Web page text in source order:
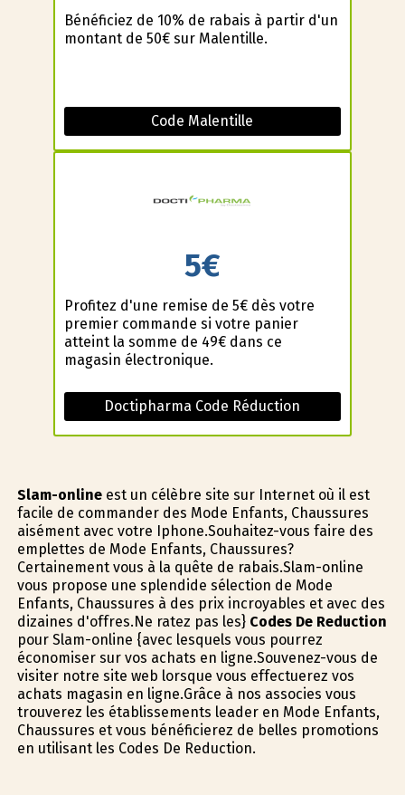
Bénéficiez de 10% de rabais à partir d'un
montant de 50€ sur Malentille.
Code Malentille
5€
Profitez d'une remise de 5€ dès votre
premier commande si votre panier
atteint la somme de 49€ dans ce
magasin électronique.
Doctipharma Code Réduction
Slam-onlineest un célèbre site sur Internet où il est
facile de commander des Mode Enfants, Chaussures
aisément avec votre Iphone.Souhaitez-vous faire des
emplettes de Mode Enfants, Chaussures?
Certainement vous à la quête de rabais.Slam-online
vous propose une splendide sélection de Mode
Enfants, Chaussures à des prix incroyables et avec des
dizaines d'offres.Ne ratez pas les} Codes De Reduction
pour Slam-online {avec lesquels vous pourrez
économiser sur vos achats en ligne.Souvenez-vous de
visiter notre site web lorsque vous effectuerez vos
achats magasin en ligne.Grâce à nos associes vous
trouverez les établissements leader en Mode Enfants,
Chaussures et vous bénéficierez de belles promotions
en utilisant les Codes De Reduction.